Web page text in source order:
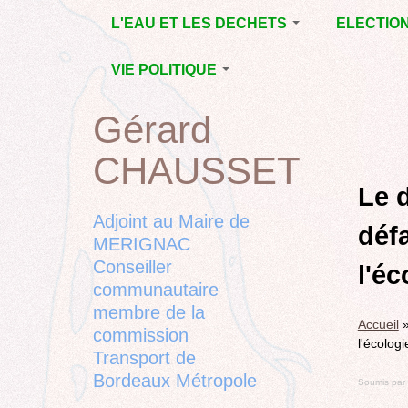
L'EAU ET LES DECHETS
ECONOMIE D’EAU,
SAGE, SÉCHERESSE
LA GESTION DES
DECHETS
CONTRAT DE L'EAU,
POLLUTIONS
RUBRIQUE
CHANTIER
VIE POLITIQUE
L’ACTION POLITIQUE À
MÉRIGNAC
BORDEAUX
METROPOLE
EMPLOI, SOLIDARITES
ELECTIONS,
RUBRIQUES
DIVERSES, PETITES
PHRASES..
to
top
Le
Accueil
Soumis par
Back
to
top
Gérard
CHAUSSET
Adjoint au Maire de
MERIGNAC
Conseiller
communautaire
membre de la
commission
Transport de
Bordeaux Métropole